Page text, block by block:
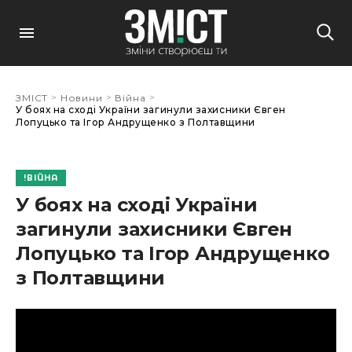
ЗМІСТ > Новини > Війна >
У боях на сході України загинули захисники Євген
Лопуцько та Ігор Андрущенко з Полтавщини
ВІЙНА
У боях на сході України
загинули захисники Євген
Лопуцько та Ігор Андрущенко
з Полтавщини